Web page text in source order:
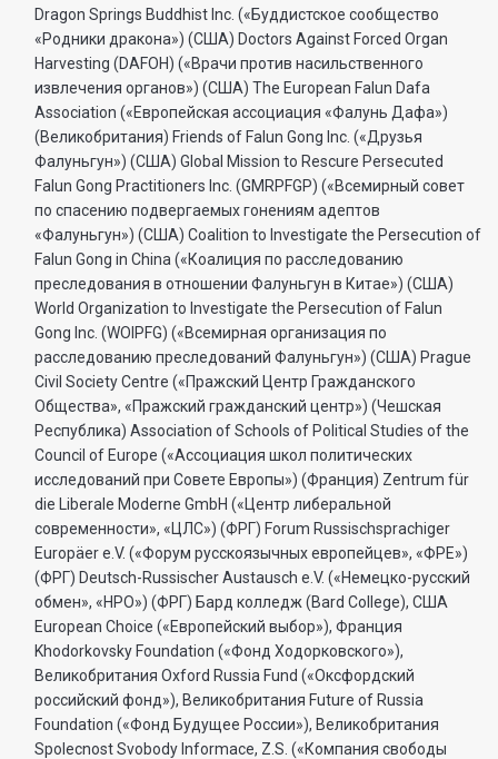
Dragon Springs Buddhist Inc. («Буддистское сообщество
«Родники дракона») (США) Doctors Against Forced Organ
Harvesting (DAFOH) («Врачи против насильственного
извлечения органов») (США) The European Falun Dafa
Association («Европейская ассоциация «Фалунь Дафа»)
(Великобритания) Friends of Falun Gong Inc. («Друзья
Фалуньгун») (США) Global Mission to Rescure Persecuted
Falun Gong Practitioners Inc. (GMRPFGP) («Всемирный совет
по спасению подвергаемых гонениям адептов
«Фалуньгун») (США) Coalition to Investigate the Persecution of
Falun Gong in China («Коалиция по расследованию
преследования в отношении Фалуньгун в Китае») (США)
World Organization to Investigate the Persecution of Falun
Gong Inc. (WOIPFG) («Всемирная организация по
расследованию преследований Фалуньгун») (США) Prague
Civil Society Centre («Пражский Центр Гражданского
Общества», «Пражский гражданский центр») (Чешская
Республика) Association of Schools of Political Studies of the
Council of Europe («Ассоциация школ политических
исследований при Совете Европы») (Франция) Zentrum für
die Liberale Moderne GmbH («Центр либеральной
современности», «ЦЛС») (ФРГ) Forum Russischsprachiger
Europäer e.V. («Форум русскоязычных европейцев», «ФРЕ»)
(ФРГ) Deutsch-Russischer Austausch e.V. («Немецко-русский
обмен», «НРО») (ФРГ) Бард колледж (Bard College), США
European Choice («Европейский выбор»), Франция
Khodorkovsky Foundation («Фонд Ходорковского»),
Великобритания Oxford Russia Fund («Оксфордский
российский фонд»), Великобритания Future of Russia
Foundation («Фонд Будущее России»), Великобритания
Spolecnost Svobody Informace, Z.S. («Компания свободы